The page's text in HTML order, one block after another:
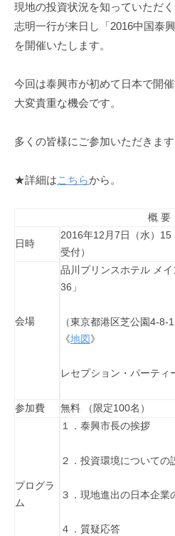
現地の投資状況を知っていただ
志明一行が来日し「2016中国泰
を開催いたします。
今回は泰興市が初めて日本で開
大変貴重な機会です。
多くの皆様にご参加いただきま
★詳細はこちらから。
概 要
日時
2016年12月7日（水）15
受付）
会場
品川プリンスホテル メ
36」
（東京都港区芝公園4-8-
《地図 》
レセプション・パーティ
参加費 無料 （限定100名）
プログラ
ム
１．泰興市長の挨拶
２．投資環境についての
３．現地進出の日本企業
４．質疑応答